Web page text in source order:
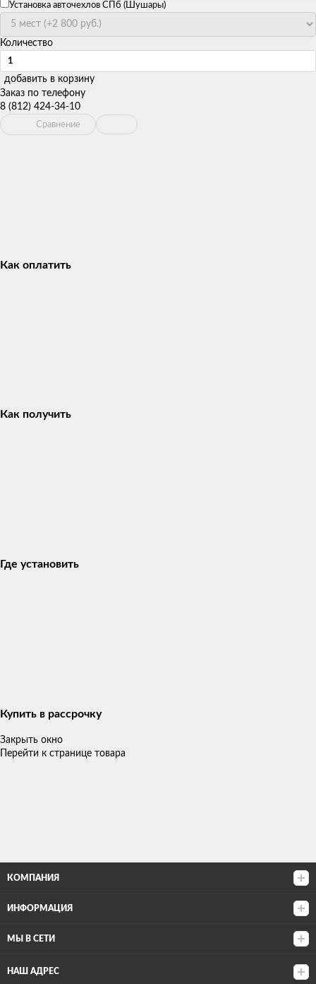
Установка авточехлов СПб (Шушары)
Количество
добавить в корзину
Заказ по телефону
8 (812) 424-34-10
Сравнение
Как оплатить
Как получить
Где установить
Купить в рассрочку
Закрыть окно
Перейти к странице товара
КОМПАНИЯ
ИНФОРМАЦИЯ
МЫ В СЕТИ
НАШ АДРЕС